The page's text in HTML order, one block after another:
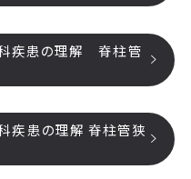
疾患の理解 脊柱管
疾患の理解 脊柱管狭